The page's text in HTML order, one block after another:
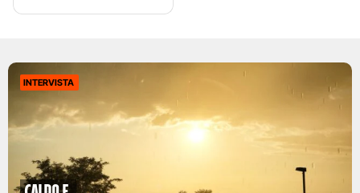
INTERVISTA